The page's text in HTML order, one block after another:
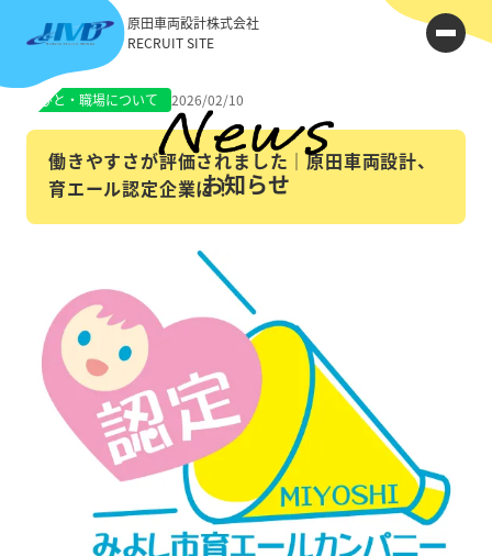
原田車両設計株式会社
RECRUIT SITE
お知らせ
ひと・職場について 2026/02/10
働きやすさが評価されました｜原田車両設計、
育エール認定企業に！